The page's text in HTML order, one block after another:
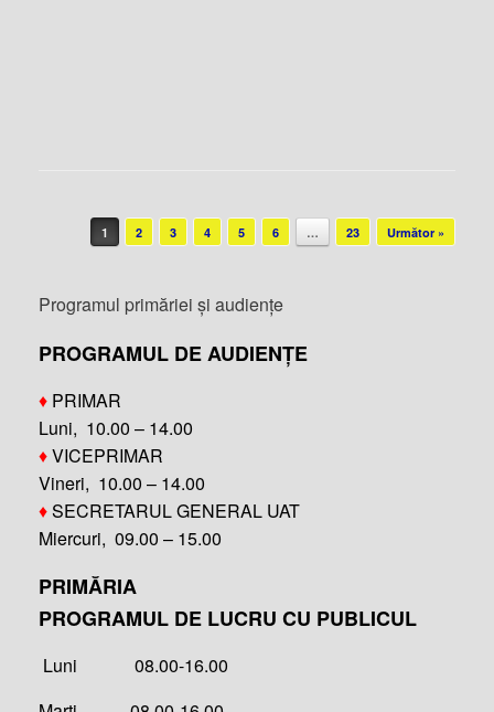
Post navigation
1 2 3 4 5 6 … 23 Următor »
Programul primăriei și audiențe
PROGRAMUL DE AUDIENȚE
♦ PRIMAR
Luni, 10.00 – 14.00
♦VICEPRIMAR
Vineri, 10.00 – 14.00
♦SECRETARUL GENERAL UAT
Miercuri, 09.00 – 15.00
PRIMĂRIA
PROGRAMUL DE LUCRU CU PUBLICUL
Luni 08.00-16.00